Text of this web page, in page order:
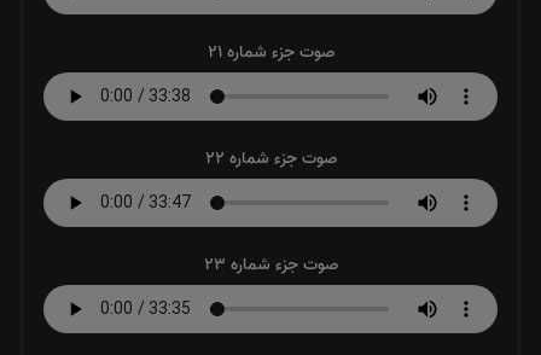
صوت جزء شماره 21
صوت جزء شماره 22
صوت جزء شماره 23